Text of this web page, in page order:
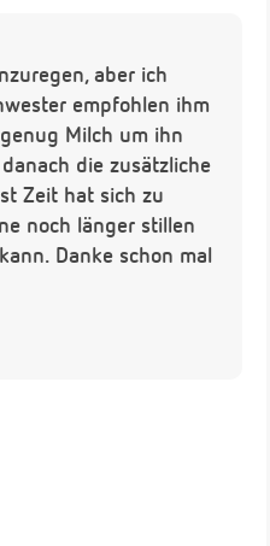
aber ich
empfohlen ihm
Milch um ihn
die zusätzliche
Zeit hat sich zu
noch länger stillen
Danke schon mal